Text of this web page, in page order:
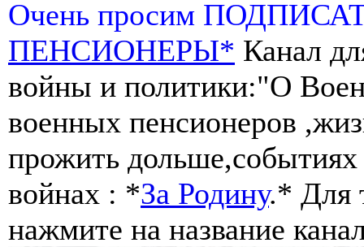
Очень просим
ПЕНСИОНЕРЫ* Канал
войны и политики:"О
военных пенсионеров
прожить
войнах : *За Родину.* Для
нажмите на название